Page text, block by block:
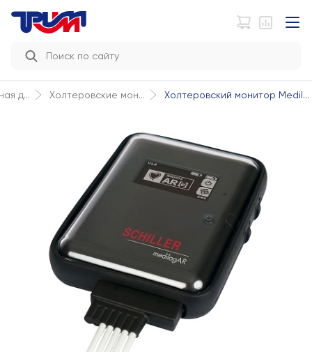
д... Холтеровские мон... Холтеровский монитор Medil...